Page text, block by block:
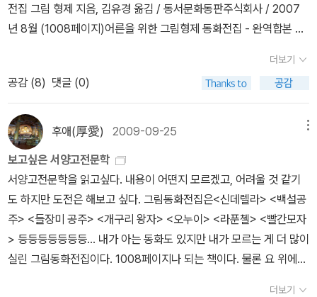
전집 그림 형제 지음, 김유경 옮김 / 동서문화동판주식회사 / 2007
년 8월 (1008페이지)어른을 위한 그림형제 동화전집 - 완역합본 그
난 한스 크리스티안 안데르센의 <안데르센동화전집>과 그림 형제의
<그림동화전집>이 보고싶다. 어렸을 때 동화를 많이 읽지 못한 나다.
그래서 그런지 보고싶다. 목차를 살펴보니 내가 모르는 게 정말 많았
다. 이렇게 많은 동화가 있는 줄도 모른 나... ㅎㅎㅎ
더보기
공감 (8) 댓글 (0)
후애(厚愛) 2009-09-25
보고싶은 서양고전문학
서양고전문학을 읽고싶다. 내용이 어떤지 모르겠고, 어려울 것 같기
도 하지만 도전은 해보고 싶다. 그림동화전집은<신데렐라> <백설공
주> <들장미 공주> <개구리 왕자> <오누이> <라푼첼> <빨간모자
> 등등등등등등등... 내가 아는 동화도 있지만 내가 모르는 게 더 많이
실린 그림동화전집이다. 1008페이지나 되는 책이다. 물론 요 위에
더보기